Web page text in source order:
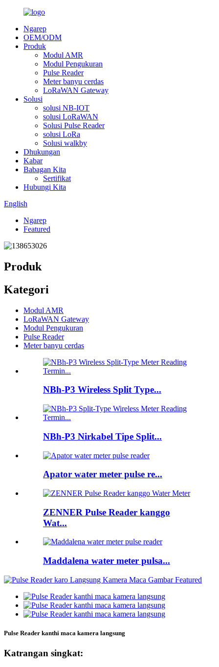
Ngarep
OEM/ODM
Produk
Modul AMR
Modul Pengukuran
Pulse Reader
Meter banyu cerdas
LoRaWAN Gateway
Solusi
solusi NB-IOT
solusi LoRaWAN
Solusi Pulse Reader
solusi LoRa
Solusi walkby
Dhukungan
Kabar
Babagan Kita
Sertifikat
Hubungi Kita
English
Ngarep
Featured
Produk
Kategori
Modul AMR
LoRaWAN Gateway
Modul Pengukuran
Pulse Reader
Meter banyu cerdas
NBh-P3 Wireless Split Type...
NBh-P3 Nirkabel Tipe Split...
Apator water meter pulse re...
ZENNER Pulse Reader kanggo
Wat...
Maddalena water meter pulsa...
Pulse Reader kanthi maca kamera langsung
Katrangan singkat: